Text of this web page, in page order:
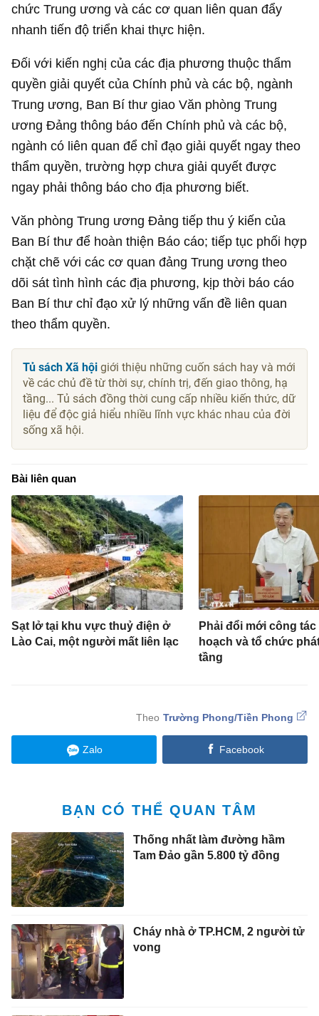
chức Trung ương và các cơ quan liên quan đẩy
nhanh tiến độ triển khai thực hiện.
Đối với kiến nghị của các địa phương thuộc thẩm
quyền giải quyết của Chính phủ và các bộ, ngành
Trung ương, Ban Bí thư giao Văn phòng Trung
ương Đảng thông báo đến Chính phủ và các bộ,
ngành có liên quan để chỉ đạo giải quyết ngay theo
thẩm quyền, trường hợp chưa giải quyết được
ngay phải thông báo cho địa phương biết.
Văn phòng Trung ương Đảng tiếp thu ý kiến của
Ban Bí thư để hoàn thiện Báo cáo; tiếp tục phối hợp
chặt chẽ với các cơ quan đảng Trung ương theo
dõi sát tình hình các địa phương, kịp thời báo cáo
Ban Bí thư chỉ đạo xử lý những vấn đề liên quan
theo thẩm quyền.
Tủ sách Xã hội giới thiệu những cuốn sách hay và mới
về các chủ đề từ thời sự, chính trị, đến giao thông, hạ
tầng... Tủ sách đồng thời cung cấp nhiều kiến thức, dữ
liệu để độc giả hiểu nhiều lĩnh vực khác nhau của đời
sống xã hội.
Bài liên quan
Sạt lở tại khu vực thuỷ điện ở
Lào Cai, một người mất liên lạc
Phải đổi mới công tác
hoạch và tổ chức
tầng
Trường Phong/Tiền Phong
Zalo Facebook
BẠN CÓ THỂ QUAN TÂM
Thống nhất làm đường hầm
Tam Đảo gần 5.800 tỷ đồng
Cháy nhà ở TP.HCM, 2 người tử
vong